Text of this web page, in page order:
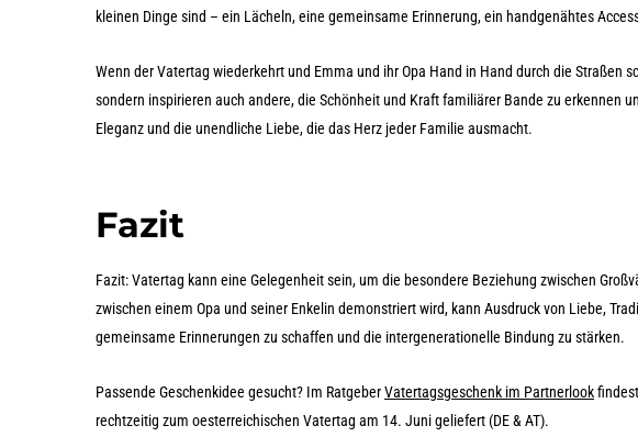
kleinen Dinge sind – ein Lächeln, eine gemeinsame Erinnerung, ein handgenähtes
Wenn der Vatertag wiederkehrt und Emma und ihr Opa Hand in Hand durch die Straßen
sondern inspirieren auch andere, die Schönheit und Kraft familiärer Bande zu erkennen
Eleganz und die unendliche Liebe, die das Herz jeder Familie ausmacht.
Fazit
Fazit: Vatertag kann eine Gelegenheit sein, um die besondere Beziehung zwischen
zwischen einem Opa und seiner Enkelin demonstriert wird, kann Ausdruck von Liebe,
gemeinsame Erinnerungen zu schaffen und die intergenerationelle Bindung zu stärken.
Passende Geschenkidee gesucht? Im RatgeberVatertagsgeschenk im Partnerlook
rechtzeitig zum oesterreichischen Vatertag am 14. Juni geliefert (DE & AT).